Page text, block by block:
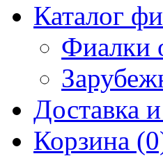
Каталог
Фиалки
Доставка
Корзина